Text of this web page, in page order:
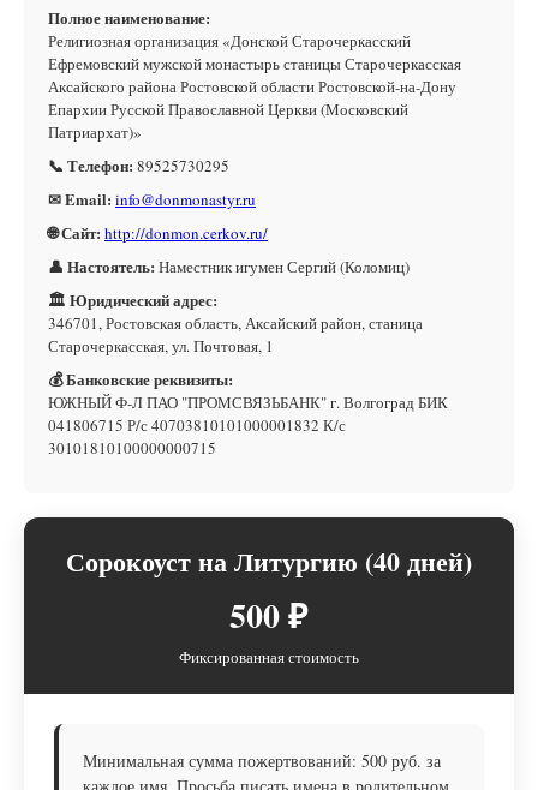
Полное наименование:
Религиозная организация «Донской Старочеркасский
Ефремовский мужской монастырь станицы Старочеркасская
Аксайского района Ростовской области Ростовской-на-Дону
Епархии Русской Православной Церкви (Московский
Патриархат)»
📞 Телефон: 89525730295
✉ Email: info@donmonastyr.ru
🌐 Сайт: http://donmon.cerkov.ru/
👤 Настоятель: Наместник игумен Сергий (Коломиц)
🏛 Юридический адрес:
346701, Ростовская область, Аксайский район, станица
Старочеркасская, ул. Почтовая, 1
💰 Банковские реквизиты:
ЮЖНЫЙ Ф-Л ПАО "ПРОМСВЯЗЬБАНК" г. Волгоград БИК
041806715 Р/с 40703810101000001832 К/с
30101810100000000715
Сорокоуст на Литургию (40 дней)
500 ₽
Фиксированная стоимость
Минимальная сумма пожертвований: 500 руб. за